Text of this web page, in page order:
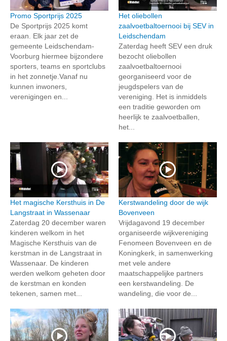
Promo Sportprijs 2025
De Sportprijs 2025 komt
eraan. Elk jaar zet de
gemeente Leidschendam-
Voorburg hiermee bijzondere
sporters, teams en sportclubs
in het zonnetje.Vanaf nu
kunnen inwoners,
verenigingen en...
Het oliebollen
zaalvoetbaltoernooi bij SEV in
Leidschendam
Zaterdag heeft SEV een druk
bezocht oliebollen
zaalvoetbaltoernooi
georganiseerd voor de
jeugdspelers van de
vereniging. Het is inmiddels
een traditie geworden om
heerlijk te zaalvoetballen,
het...
Het magische Kersthuis in De
Langstraat in Wassenaar
Zaterdag 20 december waren
kinderen welkom in het
Magische Kersthuis van de
kerstman in de Langstraat in
Wassenaar. De kinderen
werden welkom geheten door
de kerstman en konden
tekenen, samen met...
Kerstwandeling door de wijk
Bovenveen
Vrijdagavond 19 december
organiseerde wijkvereniging
Fenomeen Bovenveen en de
Koningkerk, in samenwerking
met vele andere
maatschappelijke partners
een kerstwandeling. De
wandeling, die voor de...